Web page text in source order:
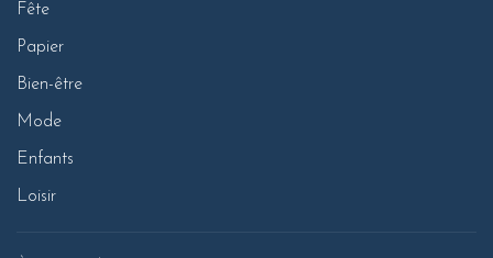
Fête
Papier
Bien-être
Mode
Enfants
Loisir